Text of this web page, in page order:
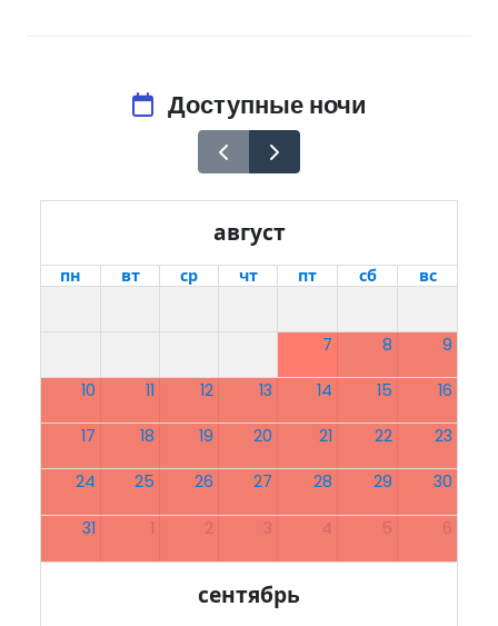
Доступные ночи
август
пн вт ср чт пт сб вс
7 8 9
10 11 12 13 14 15 16
17 18 19 20 21 22 23
24 25 26 27 28 29 30
31 1 2 3 4 5 6
сентябрь